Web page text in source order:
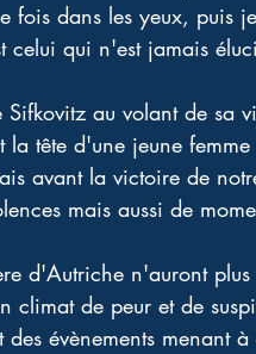
fois dans les yeux, puis
celui qui n'est jamais
au volant de sa
tête d'une jeune
avant la victoire de
mais aussi de
d'Autriche n'auront
climat de peur et de
évènements menant